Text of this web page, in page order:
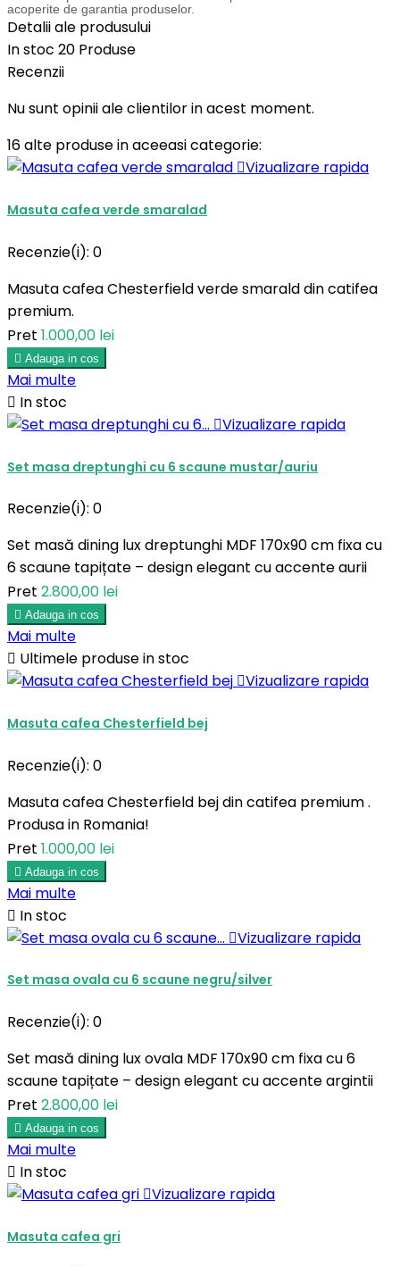
acoperite de garantia produselor.
Detalii ale produsului
In stoc 20 Produse
Recenzii
Nu sunt opinii ale clientilor in acest moment.
16 alte produse in aceeasi categorie:
Vizualizare rapida
Masuta cafea verde smaralad
Recenzie(i): 0
Masuta cafea Chesterfield verde smarald din catifea
premium.
Pret 1.000,00 lei
 Adauga in cos
Mai multe
 In stoc
Vizualizare rapida
Set masa dreptunghi cu 6 scaune mustar/auriu
Recenzie(i): 0
Set masă dining lux dreptunghi MDF 170x90 cm fixa cu
6 scaune tapițate – design elegant cu accente aurii
Pret 2.800,00 lei
 Adauga in cos
Mai multe
 Ultimele produse in stoc
Vizualizare rapida
Masuta cafea Chesterfield bej
Recenzie(i): 0
Masuta cafea Chesterfield bej din catifea premium .
Produsa in Romania!
Pret 1.000,00 lei
 Adauga in cos
Mai multe
 In stoc
Vizualizare rapida
Set masa ovala cu 6 scaune negru/silver
Recenzie(i): 0
Set masă dining lux ovala MDF 170x90 cm fixa cu 6
scaune tapițate – design elegant cu accente argintii
Pret 2.800,00 lei
 Adauga in cos
Mai multe
 In stoc
Vizualizare rapida
Masuta cafea gri